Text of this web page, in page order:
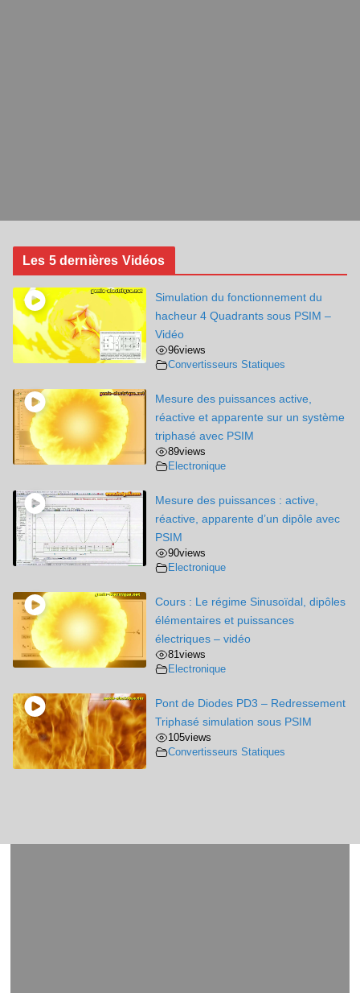
Les 5 dernières Vidéos
Simulation du fonctionnement du
hacheur 4 Quadrants sous PSIM –
Vidéo
96views
Convertisseurs Statiques
Mesure des puissances active,
réactive et apparente sur un système
triphasé avec PSIM
89views
Electronique
Mesure des puissances : active,
réactive, apparente d’un dipôle avec
PSIM
90views
Electronique
Cours : Le régime Sinusoïdal, dipôles
élémentaires et puissances
électriques – vidéo
81views
Electronique
Pont de Diodes PD3 – Redressement
Triphasé simulation sous PSIM
105views
Convertisseurs Statiques